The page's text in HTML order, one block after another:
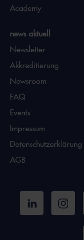
Academy
news aktuell
Newsletter
Akkreditierung
Newsroom
FAQ
Events
Impressum
Datenschutzerklärung
AGB